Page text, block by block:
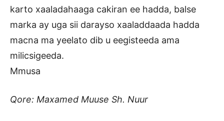
karto xaaladahaaga cakiran ee hadda, balse
marka ay uga sii darayso xaaladdaada hadda
macna ma yeelato dib u eegisteeda ama
milicsigeeda.
Mmusa
Qore: Maxamed Muuse Sh. Nuur